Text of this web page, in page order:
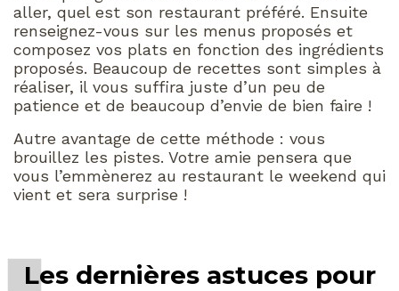
aller, quel est son restaurant préféré. Ensuite
renseignez-vous sur les menus proposés et
composez vos plats en fonction des ingrédients
proposés. Beaucoup de recettes sont simples à
réaliser, il vous suffira juste d’un peu de
patience et de beaucoup d’envie de bien faire !
Autre avantage de cette méthode : vous
brouillez les pistes. Votre amie pensera que
vous l’emmènerez au restaurant le weekend qui
vient et sera surprise !
Les dernières astuces pour